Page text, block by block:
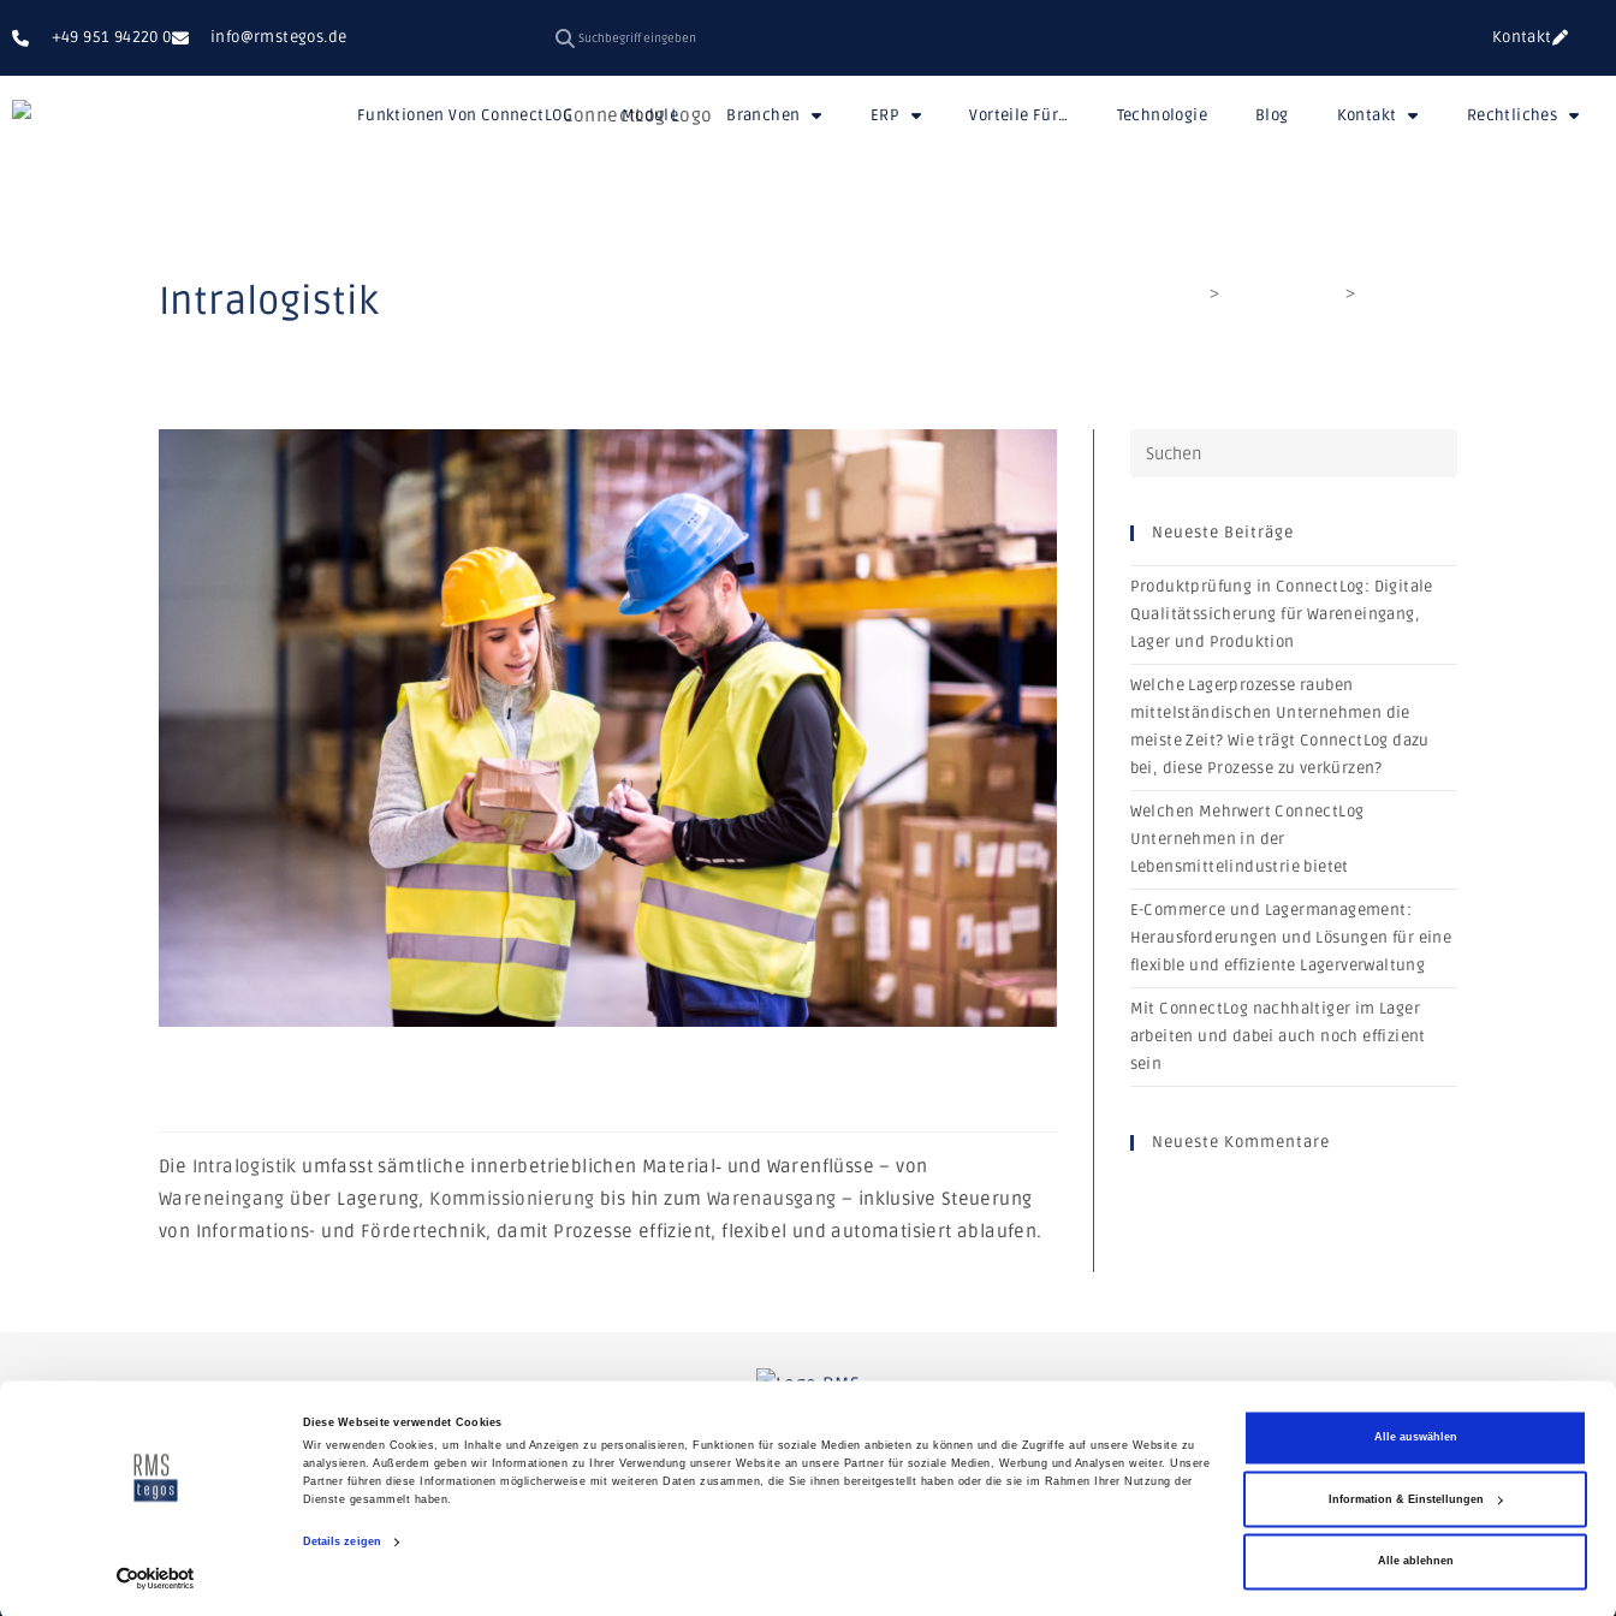
Diese Webseite verwendet Cookies
Wir verwenden Cookies, um Inhalte und Anzeigen zu personalisieren, Funktionen für soziale Medien anbieten zu können und die Zugriffe auf unsere Website zu
analysieren. Außerdem geben wir Informationen zu Ihrer Verwendung unserer Website an unsere Partner für soziale Medien, Werbung und Analysen weiter. Unsere
Partner führen diese Informationen möglicherweise mit weiteren Daten zusammen, die Sie ihnen bereitgestellt haben oder die sie im Rahmen Ihrer Nutzung der
Dienste gesammelt haben.
Details zeigen
Alle auswählen
Information & Einstellungen
Alle ablehnen
+49 951 94220 0 info@rmstegos.de Kontakt
Funktionen Von ConnectLOG Module Branchen ERP Vorteile Für… Technologie Blog Kontakt Rechtliches
Intralogistik > >
Die Intralogistik umfasst sämtliche innerbetrieblichen Material‑ und Warenflüsse – von
Wareneingang über Lagerung, Kommissionierung bis hin zum Warenausgang – inklusive Steuerung
von Informations- und Fördertechnik, damit Prozesse effizient, flexibel und automatisiert ablaufen.
Neueste Beiträge
Produktprüfung in ConnectLog: Digitale
Qualitätssicherung für Wareneingang,
Lager und Produktion
Welche Lagerprozesse rauben
mittelständischen Unternehmen die
meiste Zeit? Wie trägt ConnectLog dazu
bei, diese Prozesse zu verkürzen?
Welchen Mehrwert ConnectLog
Unternehmen in der
Lebensmittelindustrie bietet
E-Commerce und Lagermanagement:
Herausforderungen und Lösungen für eine
flexible und effiziente Lagerverwaltung
Mit ConnectLog nachhaltiger im Lager
arbeiten und dabei auch noch effizient
sein
Neueste Kommentare
www.connect-log.de|info@rmstegos.de|+49 951 94220 0
© RMSTEGOS GMBH 2021